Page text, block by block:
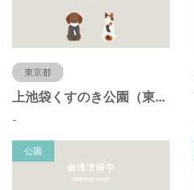
東京都
上池袋くすのき公園（東京都豊島区）
-
公園